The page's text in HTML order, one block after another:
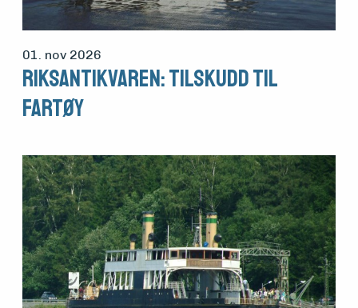
01. nov 2026
Riksantikvaren: Tilskudd til
fartøy